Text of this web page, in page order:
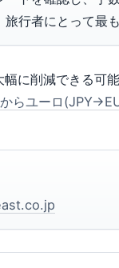
行者にとって最
に削減できる可
らユーロ